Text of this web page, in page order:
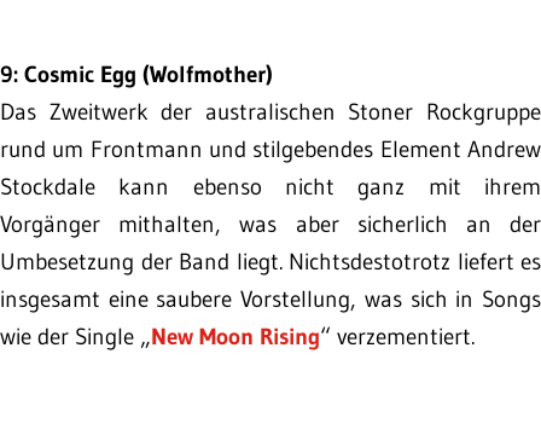
9: Cosmic Egg (Wolfmother)
Das Zweitwerk der australischen Stoner Rockgruppe
rund um Frontmann und stilgebendes Element Andrew
Stockdale kann ebenso nicht ganz mit ihrem
Vorgänger mithalten, was aber sicherlich an der
Umbesetzung der Band liegt. Nichtsdestotrotz liefert es
insgesamt eine saubere Vorstellung, was sich in Songs
wie der Single „New Moon Rising“ verzementiert.